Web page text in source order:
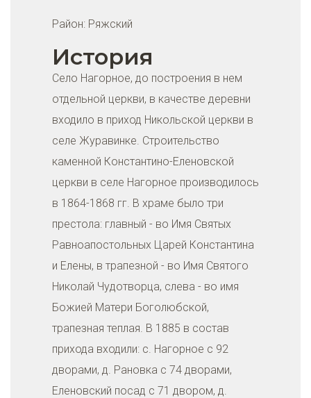
Район: Ряжский
История
Село Нагорное, до построения в нем
отдельной церкви, в качестве деревни
входило в приход Никольской церкви в
селе Журавинке. Строительство
каменной Константино-Еленовской
церкви в селе Нагорное производилось
в 1864-1868 гг. В храме было три
престола: главный - во Имя Святых
Равноапостольных Царей Константина
и Елены, в трапезной - во Имя Святого
Николай Чудотворца, слева - во имя
Божией Матери Боголюбской,
трапезная теплая. В 1885 в состав
прихода входили: с. Нагорное с 92
дворами, д. Рановка с 74 дворами,
Еленовский посад с 71 двором, д.